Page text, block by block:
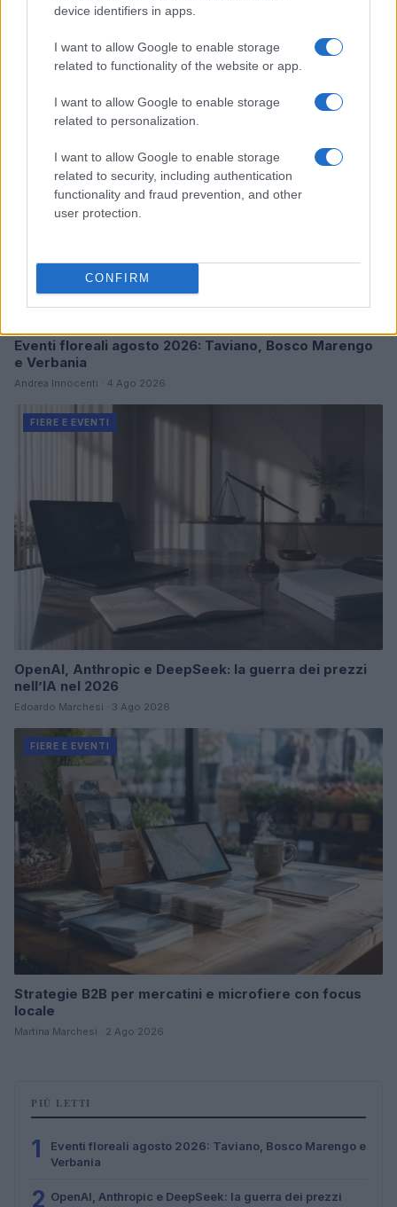
device identifiers in apps.
I want to allow Google to enable storage
related to functionality of the website or app.
I want to allow Google to enable storage
related to personalization.
I want to allow Google to enable storage
related to security, including authentication
functionality and fraud prevention, and other
user protection.
CONFIRM
Continua a leggere
FIERE E EVENTI
Eventi floreali agosto 2026: Taviano, Bosco Marengo
e Verbania
Andrea Innocenti · 4 Ago 2026
FIERE E EVENTI
OpenAI, Anthropic e DeepSeek: la guerra dei prezzi
nell’IA nel 2026
Edoardo Marchesi · 3 Ago 2026
FIERE E EVENTI
Strategie B2B per mercatini e microfiere con focus
locale
Martina Marchesi · 2 Ago 2026
PIÙ LETTI
1
Eventi floreali agosto 2026: Taviano, Bosco Marengo e
Verbania
2 OpenAI, Anthropic e DeepSeek: la guerra dei prezzi